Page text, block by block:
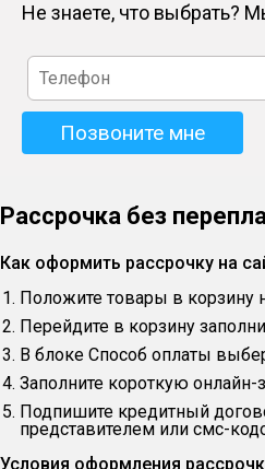
Не знаете, что выбрать?
Рассрочка без
Как оформить рассрочку на
Положите товары в корзину
Перейдите в корзину
В блоке Способ оплаты
Заполните короткую онлайн-
Подпишите кредитный
представителем или смс-
Условия оформления